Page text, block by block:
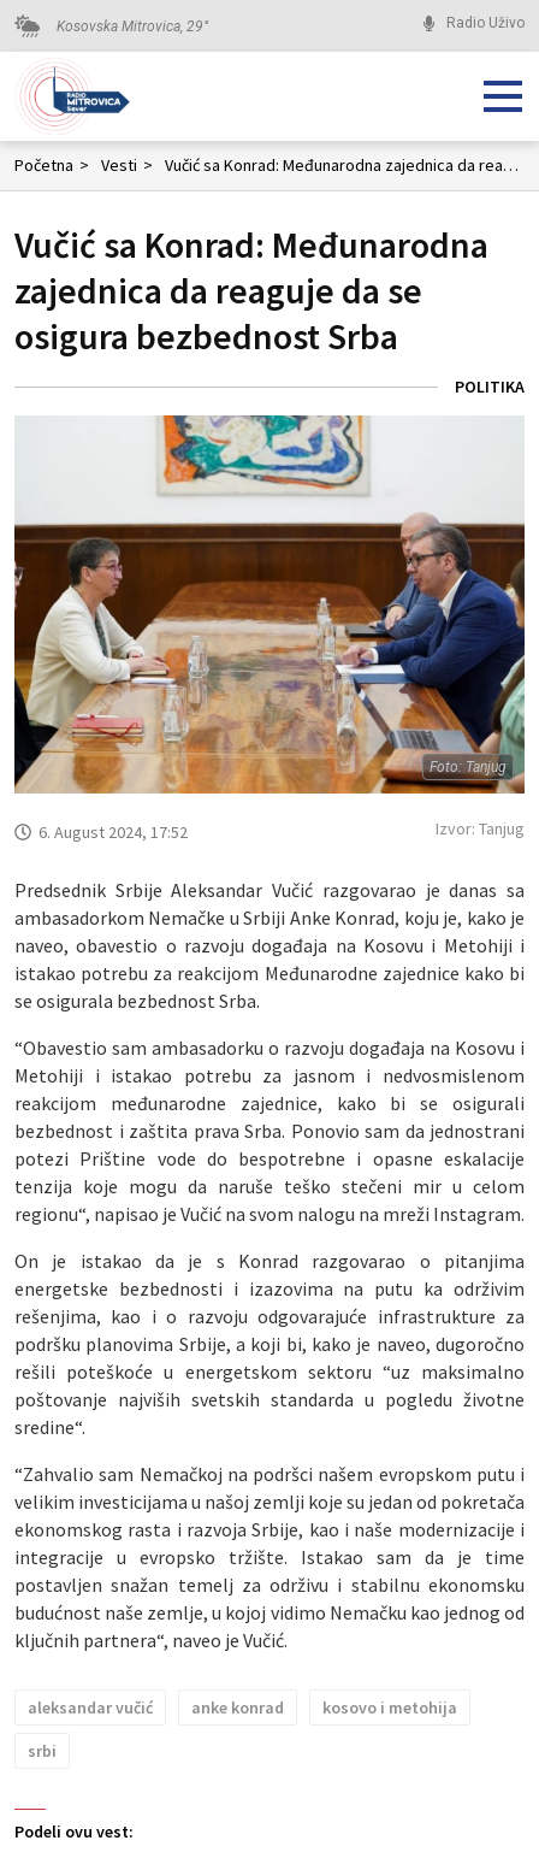
Kosovska Mitrovica, 29° Radio Uživo
Početna > Vesti > Vučić sa Konrad: Međunarodna zajednica da reaguje da se osigura bezbednost Srba
Vučić sa Konrad: Međunarodna
zajednica da reaguje da se
osigura bezbednost Srba
POLITIKA
Foto: Tanjug
Podeli ovu vest:
6. August 2024, 17:52 Izvor: Tanjug
Predsednik Srbije Aleksandar Vučić razgovarao je danas sa
ambasadorkom Nemačke u Srbiji Anke Konrad, koju je, kako je
naveo, obavestio o razvoju događaja na Kosovu i Metohiji i
istakao potrebu za reakcijom Međunarodne zajednice kako bi
se osigurala bezbednost Srba.
“Obavestio sam ambasadorku o razvoju događaja na Kosovu i
Metohiji i istakao potrebu za jasnom i nedvosmislenom
reakcijom međunarodne zajednice, kako bi se osigurali
bezbednost i zaštita prava Srba. Ponovio sam da jednostrani
potezi Prištine vode do bespotrebne i opasne eskalacije
tenzija koje mogu da naruše teško stečeni mir u celom
regionu“, napisao je Vučić na svom nalogu na mreži Instagram.
On je istakao da je s Konrad razgovarao o pitanjima
energetske bezbednosti i izazovima na putu ka održivim
rešenjima, kao i o razvoju odgovarajuće infrastrukture za
podršku planovima Srbije, a koji bi, kako je naveo, dugoročno
rešili poteškoće u energetskom sektoru “uz maksimalno
poštovanje najviših svetskih standarda u pogledu životne
sredine“.
“Zahvalio sam Nemačkoj na podršci našem evropskom putu i
velikim investicijama u našoj zemlji koje su jedan od pokretača
ekonomskog rasta i razvoja Srbije, kao i naše modernizacije i
integracije u evropsko tržište. Istakao sam da je time
postavljen snažan temelj za održivu i stabilnu ekonomsku
budućnost naše zemlje, u kojoj vidimo Nemačku kao jednog od
ključnih partnera“, naveo je Vučić.
aleksandar vučić anke konrad
kosovo i metohija
srbi